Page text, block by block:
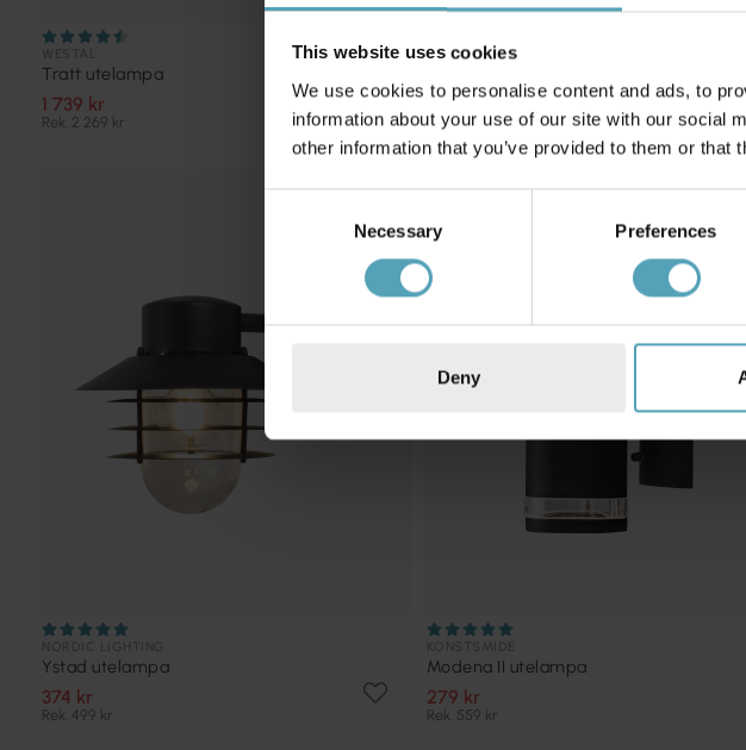
This website uses cookies
We use cookies to personalise content and ads, to
information about your use of our site with our social
other information that you’ve provided to them or
Necessary Preferences
Deny
Tratt utelampa
1 739 kr
Rek. 2 269 kr
LAMPAN
183 kr
Rek. 229 kr
Ystad utelampa
374 kr
Rek. 499 kr
Modena II utelampa
279 kr
Rek. 559 kr